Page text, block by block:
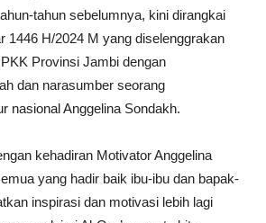
tahun sebelumnya, kini dirangkai
1446 H/2024 M yang diselenggrakan
Provinsi Jambi dengan
dan narasumber seorang
nasional Anggelina Sondakh.
kehadiran Motivator Anggelina
yang hadir baik ibu-ibu dan bapak-
inspirasi dan motivasi lebih lagi